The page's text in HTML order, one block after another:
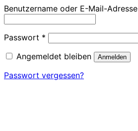
Benutzername oder E-Mail-Adresse
Passwort * Erforderlich
Angemeldet bleiben
Anmelden
Passwort vergessen?